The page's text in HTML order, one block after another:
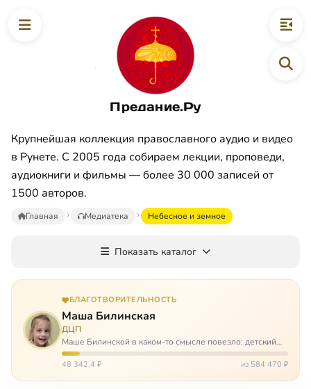
Предание.Ру
Крупнейшая коллекция православного аудио и видео
в Рунете. С 2005 года собираем лекции, проповеди,
аудиокниги и фильмы — более 30 000 записей от
1500 авторов.
Главная Медиатека Небесное и земное
Показать каталог
БЛАГОТВОРИТЕЛЬНОСТЬ
Маша Билинская
ДЦП
Маше Билинской в каком-то смысле повезло: детский
церебральный паралич зацепил её не очень сильно. Но
всё-таки есть диагноз и есть немалые проблемы – Маша
48 342,4 ₽ из 584 470 ₽